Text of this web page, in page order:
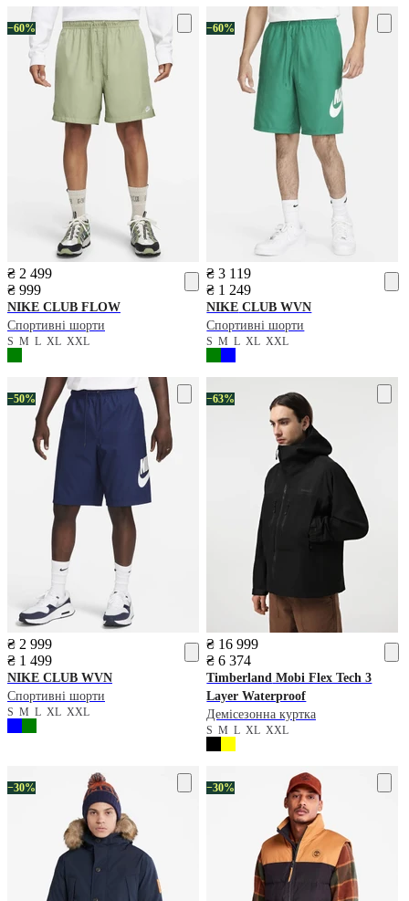
−60%
₴ 2 499
₴ 999
NIKE CLUB FLOW
Спортивні шорти
S M L XL XXL
−60%
₴ 3 119
₴ 1 249
NIKE CLUB WVN
Спортивні шорти
SMLXLXXL
−50%
₴ 2 999
₴ 1 499
NIKE CLUB WVN
Спортивні шорти
S M L XL XXL
−63%
₴ 16 999
₴ 6 374
Timberland Mobi Flex Tech 3
Layer Waterproof
Демісезонна куртка
SMLXLXXL
−30% −30%